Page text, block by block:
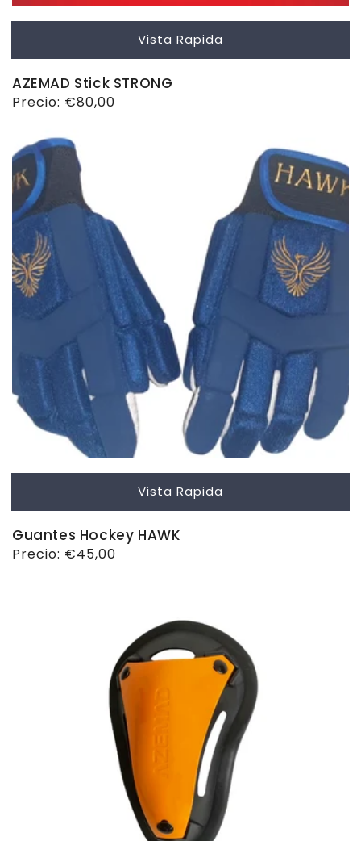
Vista Rapida
AZEMAD Stick STRONG
Precio
Precio: €80,00
Vista Rapida
Guantes Hockey HAWK
Precio
Precio: €45,00